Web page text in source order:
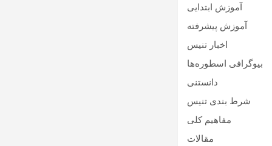
آموزش ابتدایی
آموزش پیشرفته
اخبار تنیس
بیوگرافی اسطوره‌ها
دانستنی
شرط بندی تنیس
مفاهیم کلی
مقالات